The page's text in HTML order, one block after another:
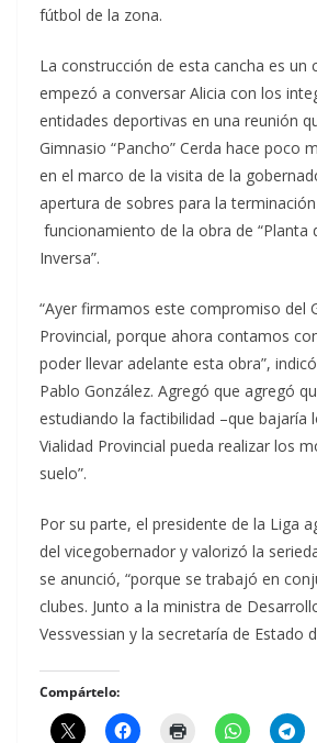
fútbol de la zona.
La construcción de esta cancha es un
empezó a conversar Alicia con los
entidades deportivas en una reunión
Gimnasio “Pancho” Cerda hace poco
en el marco de la visita de la
apertura de sobres para la
funcionamiento de la obra de “Planta
Inversa”.
“Ayer firmamos este compromiso del
Provincial, porque ahora contamos
poder llevar adelante esta obra”,
Pablo González. Agregó que agregó
estudiando la factibilidad –que bajaría
Vialidad Provincial pueda realizar los
suelo”.
Por su parte, el presidente de la Liga
del vicegobernador y valorizó la
se anunció, “porque se trabajó en
clubes. Junto a la ministra de
Vessvessian y la secretaría de Estado
Compártelo: